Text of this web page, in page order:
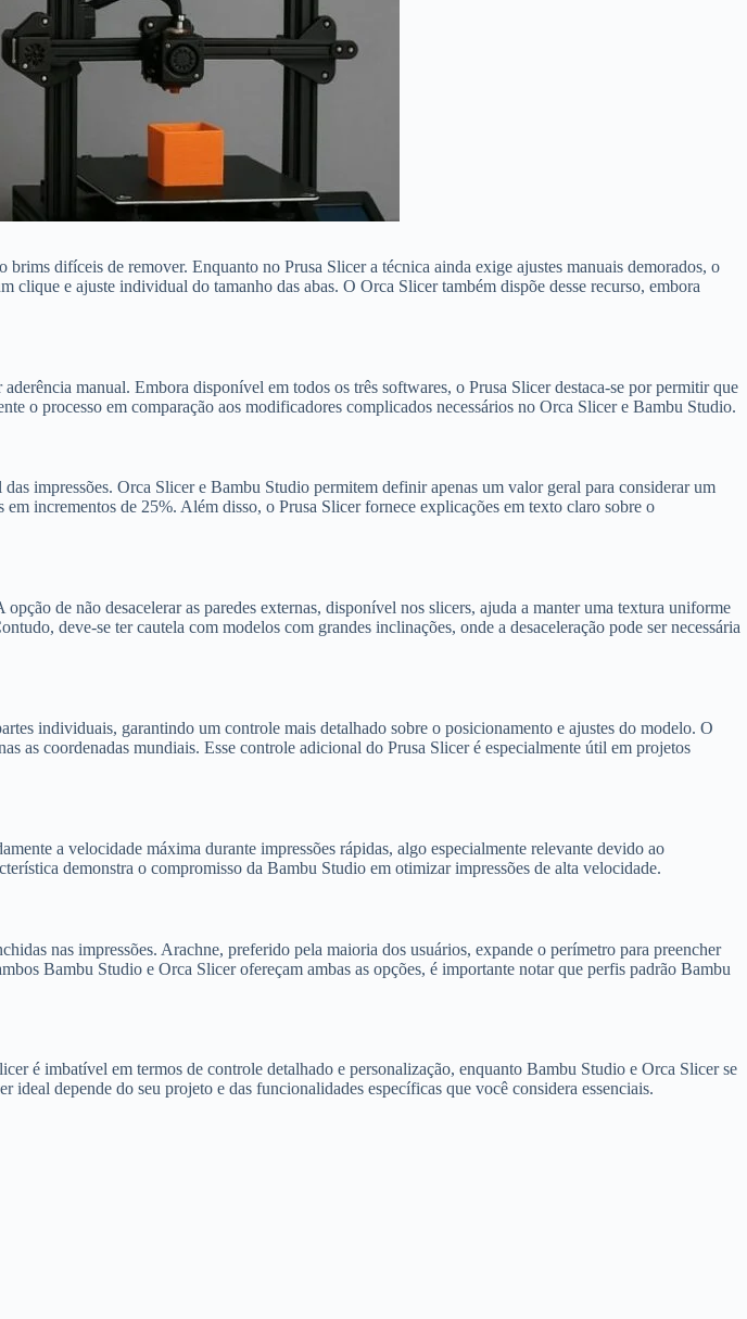
brims difíceis de remover. Enquanto no Prusa Slicer a técnica ainda exige ajustes manuais demorados, o
e ajuste individual do tamanho das abas. O Orca Slicer também dispõe desse recurso, embora
manual. Embora disponível em todos os três softwares, o Prusa Slicer destaca-se por permitir que
o processo em comparação aos modificadores complicados necessários no Orca Slicer e Bambu Studio.
impressões. Orca Slicer e Bambu Studio permitem definir apenas um valor geral para considerar um
incrementos de 25%. Além disso, o Prusa Slicer fornece explicações em texto claro sobre o
de não desacelerar as paredes externas, disponível nos slicers, ajuda a manter uma textura uniforme
deve-se ter cautela com modelos com grandes inclinações, onde a desaceleração pode ser necessária
individuais, garantindo um controle mais detalhado sobre o posicionamento e ajustes do modelo. O
as coordenadas mundiais. Esse controle adicional do Prusa Slicer é especialmente útil em projetos
a velocidade máxima durante impressões rápidas, algo especialmente relevante devido ao
demonstra o compromisso da Bambu Studio em otimizar impressões de alta velocidade.
nas impressões. Arachne, preferido pela maioria dos usuários, expande o perímetro para preencher
Bambu Studio e Orca Slicer ofereçam ambas as opções, é importante notar que perfis padrão Bambu
é imbatível em termos de controle detalhado e personalização, enquanto Bambu Studio e Orca Slicer se
depende do seu projeto e das funcionalidades específicas que você considera essenciais.